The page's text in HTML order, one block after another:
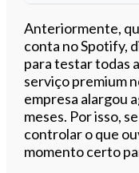
Anteriormente,
conta no Spotify,
para testar todas
serviço premium
empresa alargou
meses. Por isso,
controlar o que
momento certo